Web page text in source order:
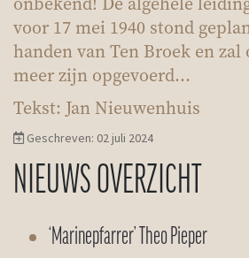
voor 17 mei 1940 stond
handen van Ten Broek en
meer zijn opgevoerd...
Tekst: Jan Nieuwenhuis
Geschreven: 02 juli 2024
NIEUWS OVERZICHT
‘Marinepfarrer’ Theo Pieper